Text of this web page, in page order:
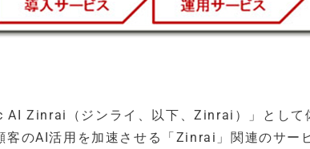
Zinrai（ジンライ、以下、Zinrai）」として
のAI活用を加速させる「Zinrai」関連のサー